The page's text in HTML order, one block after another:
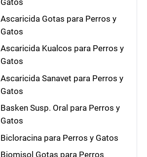
Ascaricida Gotas para Perros y
Gatos
Ascaricida Kualcos para Perros y
Gatos
Ascaricida Sanavet para Perros y
Gatos
Basken Susp. Oral para Perros y
Gatos
Bicloracina para Perros y Gatos
Biomisol Gotas para Perros